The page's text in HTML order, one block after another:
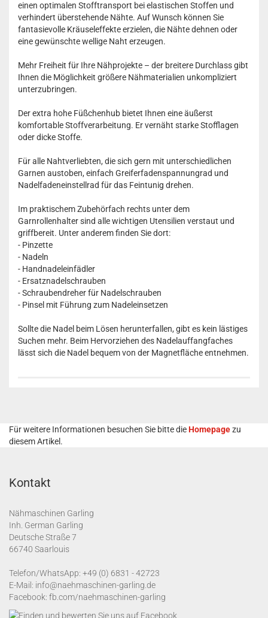
einen optimalen Stofftransport bei elastischen Stoffen und
verhindert überstehende Nähte. Auf Wunsch können Sie
fantasievolle Kräuseleffekte erzielen, die Nähte dehnen oder
eine gewünschte wellige Naht erzeugen.
Mehr Freiheit für Ihre Nähprojekte – der breitere Durchlass gibt
Ihnen die Möglichkeit größere Nähmaterialien unkompliziert
unterzubringen.
Der extra hohe Füßchenhub bietet Ihnen eine äußerst
komfortable Stoffverarbeitung. Er vernäht starke Stofflagen
oder dicke Stoffe.
Für alle Nahtverliebten, die sich gern mit unterschiedlichen
Garnen austoben, einfach Greiferfadenspannungrad und
Nadelfadeneinstellrad für das Feintunig drehen.
Im praktischem Zubehörfach rechts unter dem
Garnrollenhalter sind alle wichtigen Utensilien verstaut und
griffbereit. Unter anderem finden Sie dort:
- Pinzette
- Nadeln
- Handnadeleinfädler
- Ersatznadelschrauben
- Schraubendreher für Nadelschrauben
- Pinsel mit Führung zum Nadeleinsetzen
Sollte die Nadel beim Lösen herunterfallen, gibt es kein lästiges
Suchen mehr. Beim Hervorziehen des Nadelauffangfaches
lässt sich die Nadel bequem von der Magnetfläche entnehmen.
Für weitere Informationen besuchen Sie bitte dieHomepagezu
diesem Artikel.
Kontakt
Nähmaschinen Garling
Inh. German Garling
Deutsche Straße 7
66740 Saarlouis
Telefon/WhatsApp: +49 (0) 6831 - 42723
E-Mail: info@naehmaschinen-garling.de
Facebook: fb.com/naehmaschinen-garling